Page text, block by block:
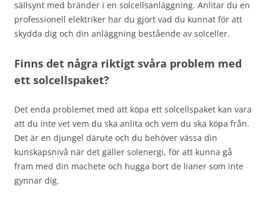
sällsynt med bränder i en solcellsanläggning. Anlitar du en
professionell elektriker har du gjort vad du kunnat för att
skydda dig och din anläggning bestående av solceller.
Finns det några riktigt svåra problem med
ett solcellspaket?
Det enda problemet med att köpa ett solcellspaket kan vara
att du inte vet vem du ska anlita och vem du ska köpa från.
Det är en djungel därute och du behöver vässa din
kunskapsnivå när det gäller solenergi, för att kunna gå
fram med din machete och hugga bort de lianer som inte
gynnar dig.